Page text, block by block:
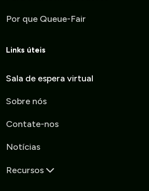
Por que Queue-Fair
Links úteis
Sala de espera virtual
Sobre nós
Contate-nos
Notícias
Recursos